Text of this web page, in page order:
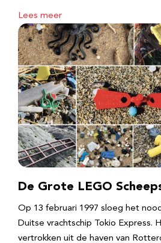
Lees meer
De Grote LEGO
Op 13 februari 1997 sloeg het
Duitse vrachtschip Tokio Express.
vertrokken uit de haven van